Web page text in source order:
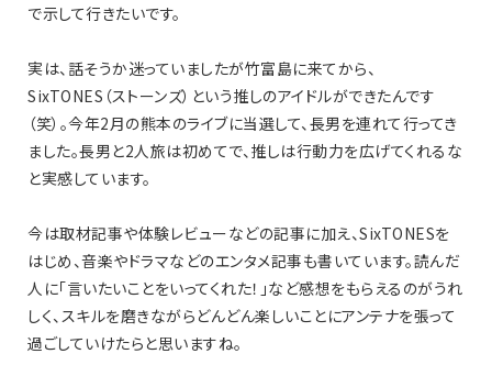
で示して行きたいです。
実は、話そうか迷っていましたが竹富島に来てから、
SixTONES（ストーンズ）という推しのアイドルができたんです
（笑）。今年2月の熊本のライブに当選して、長男を連れて行ってき
ました。長男と2人旅は初めてで、推しは行動力を広げてくれるな
と実感しています。
今は取材記事や体験レビューなどの記事に加え、SixTONESを
はじめ、音楽やドラマなどのエンタメ記事も書いています。読んだ
人に「言いたいことをいってくれた！｣など感想をもらえるのがうれ
しく、スキルを磨きながらどんどん楽しいことにアンテナを張って
過ごしていけたらと思いますね。